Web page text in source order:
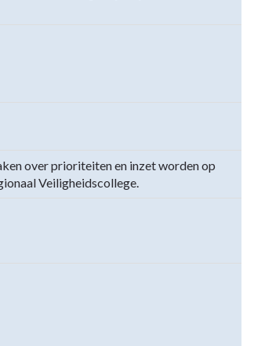
over prioriteiten en inzet worden op
Veiligheidscollege.